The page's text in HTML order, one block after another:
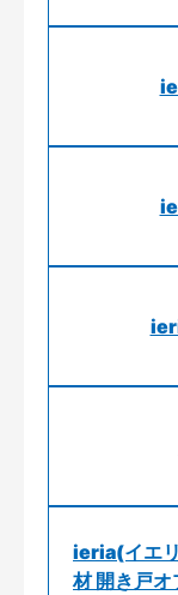
ieria(イエ
材 開き戸